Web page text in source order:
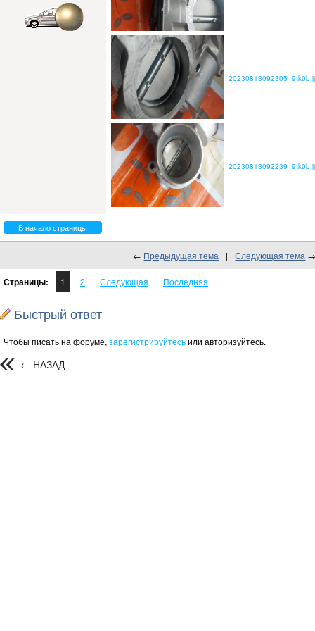
В начало страницы
← Предыдущая тема | Следующая тема
Страницы: 1 2 Следующая Последняя
Быстрый ответ
Чтобы писать на форуме, зарегистрируйтесьили авторизуйтесь.
← НАЗАД